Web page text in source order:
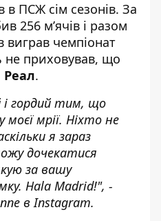
в ПСЖ сім сезонів. За
256 м’ячів і разом
виграв чемпіонат
не приховував, що
Реал.
гордий тим, що
моєї мрії. Ніхто не
я зараз
дочекатися
за вашу
Hala Madrid!", -
в Instagram.